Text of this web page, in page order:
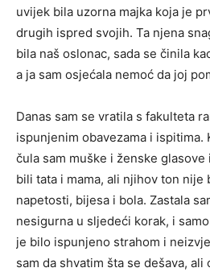
uvijek bila uzorna majka koja je
drugih ispred svojih. Ta njena
bila naš oslonac, sada se činila
a ja sam osjećala nemoć da joj
Danas sam se vratila s fakulteta
ispunjenim obavezama i ispitima.
čula sam muške i ženske
bili tata i mama, ali njihov ton nije
napetosti, bijesa i bola. Zastala
nesigurna u sljedeći korak, i
je bilo ispunjeno strahom i
sam da shvatim šta se dešava, ali